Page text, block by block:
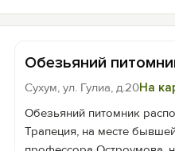
Обезьяний
Сухум, ул. Гулиа, д.20На
Обезьяний питомник
Трапеция, на месте